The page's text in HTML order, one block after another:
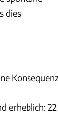
dies
erheblich: 22